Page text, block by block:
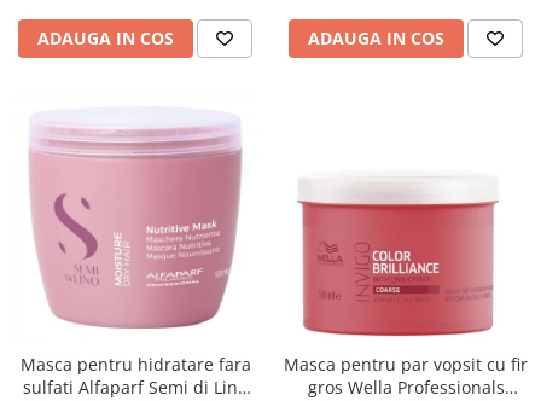
ADAUGA IN COS ADAUGA IN COS
Masca pentru hidratare fara
sulfati Alfaparf Semi di Lino
Masca pentru par vopsit cu fir
gros Wella Professionals